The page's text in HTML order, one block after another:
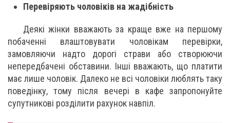
Перевіряють чоловіків на жадібність
Деякі жінки вважають за краще вже на першому
побаченні влаштовувати чоловікам перевірки,
замовляючи надто дорогі страви або створюючи
непередбачені обставини. Інші вважають, що платити
має лише чоловік. Далеко не всі чоловіки люблять таку
поведінку, тому після вечері в кафе запропонуйте
супутникові розділити рахунок навпіл.